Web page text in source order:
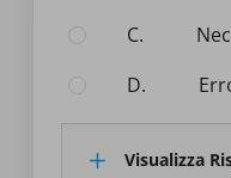
C.
D.
Visualizza